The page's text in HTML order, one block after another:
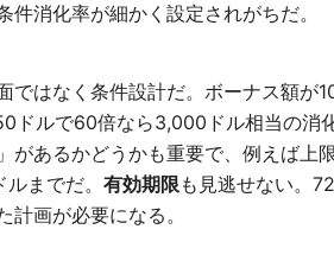
消化率が細かく設定されがちだ。
ではなく条件設計だ。ボーナス額が
ドルで60倍なら3,000ドル相当の消
があるかどうかも重要で、例えば上
までだ。 有効期限も見逃せない。
計画が必要になる。